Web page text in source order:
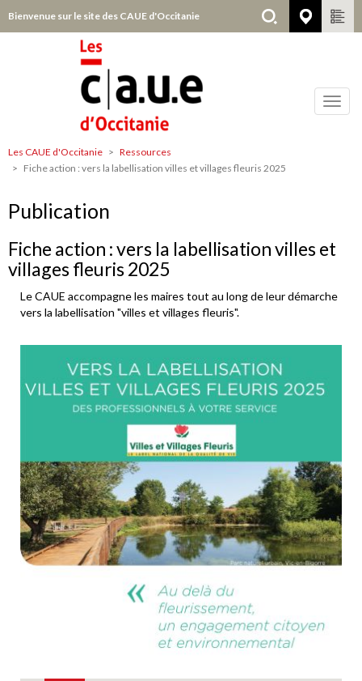
au
Bienvenue sur le site des CAUE d'Occitanie
Tous
départements
Les CAUE d'Occitanie
Ressources
Fiche action : vers la labellisation villes et villages fleuris 2025
Publication
Fiche action : vers la labellisation villes et
villages fleuris 2025
Le CAUE accompagne les maires tout au long de leur démarche
vers la labellisation "villes et villages fleuris".